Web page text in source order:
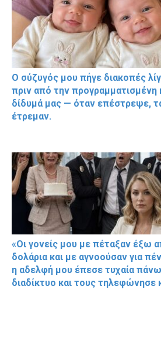
Ο σύζυγός μου πήγε διακοπές
πριν από την προγραμματισμένη
δίδυμά μας — όταν επέστρεψε,
έτρεμαν.
«Οι γονείς μου με πέταξαν έξω
δολάρια και με αγνοούσαν για
η αδελφή μου έπεσε τυχαία
διαδίκτυο και τους τηλεφώνησε